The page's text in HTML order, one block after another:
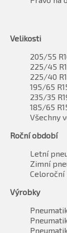
Velikosti
205/55
225/45
225/40
195/65
235/35
185/65
Všechny
Roční období
Letní
Zimní
Celoroční
Výrobky